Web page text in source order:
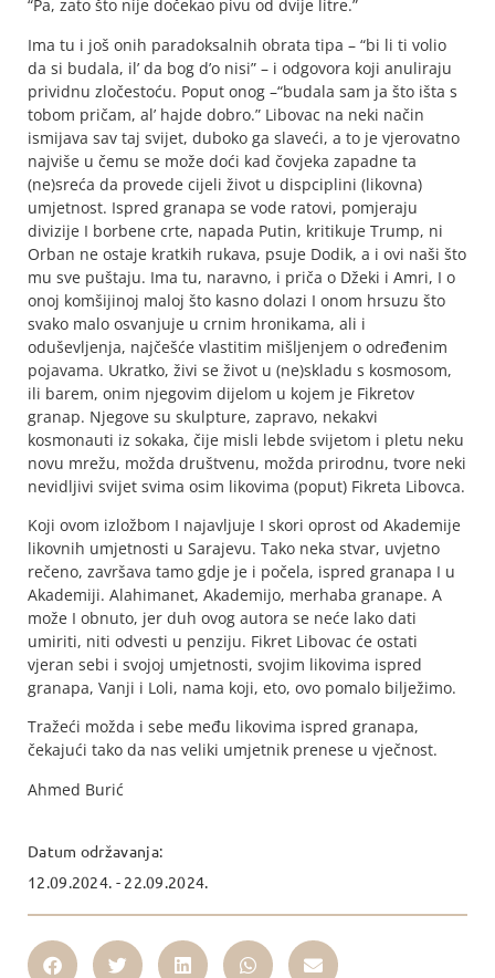
“Pa, zato što nije dočekao pivu od dvije litre.”
Ima tu i još onih paradoksalnih obrata tipa – “bi li ti volio
da si budala, il’ da bog d’o nisi” – i odgovora koji anuliraju
prividnu zločestoću. Poput onog –“budala sam ja što išta s
tobom pričam, al’ hajde dobro.” Libovac na neki način
ismijava sav taj svijet, duboko ga slaveći, a to je vjerovatno
najviše u čemu se može doći kad čovjeka zapadne ta
(ne)sreća da provede cijeli život u dispciplini (likovna)
umjetnost. Ispred granapa se vode ratovi, pomjeraju
divizije I borbene crte, napada Putin, kritikuje Trump, ni
Orban ne ostaje kratkih rukava, psuje Dodik, a i ovi naši što
mu sve puštaju. Ima tu, naravno, i priča o Džeki i Amri, I o
onoj komšijinoj maloj što kasno dolazi I onom hrsuzu što
svako malo osvanjuje u crnim hronikama, ali i
oduševljenja, najčešće vlastitim mišljenjem o određenim
pojavama. Ukratko, živi se život u (ne)skladu s kosmosom,
ili barem, onim njegovim dijelom u kojem je Fikretov
granap. Njegove su skulpture, zapravo, nekakvi
kosmonauti iz sokaka, čije misli lebde svijetom i pletu neku
novu mrežu, možda društvenu, možda prirodnu, tvore neki
nevidljivi svijet svima osim likovima (poput) Fikreta Libovca.
Koji ovom izložbom I najavljuje I skori oprost od Akademije
likovnih umjetnosti u Sarajevu. Tako neka stvar, uvjetno
rečeno, završava tamo gdje je i počela, ispred granapa I u
Akademiji. Alahimanet, Akademijo, merhaba granape. A
može I obnuto, jer duh ovog autora se neće lako dati
umiriti, niti odvesti u penziju. Fikret Libovac će ostati
vjeran sebi i svojoj umjetnosti, svojim likovima ispred
granapa, Vanji i Loli, nama koji, eto, ovo pomalo bilježimo.
Tražeći možda i sebe među likovima ispred granapa,
čekajući tako da nas veliki umjetnik prenese u vječnost.
Ahmed Burić
Datum održavanja:
12.09.2024. - 22.09.2024.